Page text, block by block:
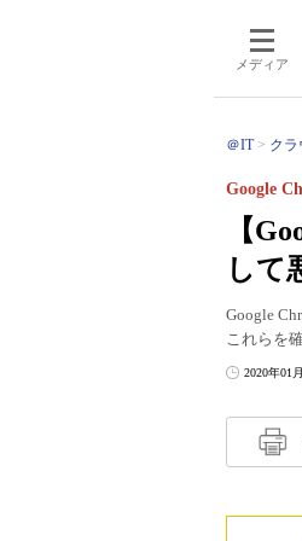
メディア
＠IT クラ
【
して
Google
Google
これらを
2020年01